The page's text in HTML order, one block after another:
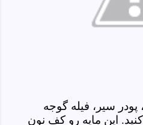
پودر سیر، فیله گوجه
این مایه رو کف نون